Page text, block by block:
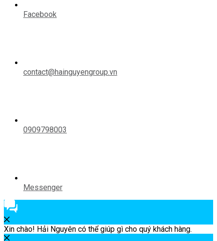
Facebook
contact@hainguyengroup.vn
0909798003
Messenger
Xin chào! Hải Nguyên có thể giúp gì cho quý khách hàng.